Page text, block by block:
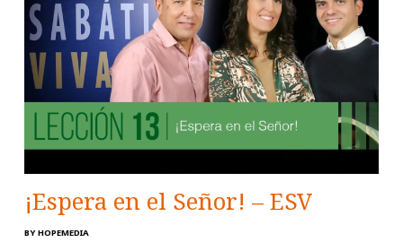
¡Espera en el Señor! – ESV
BY HOPEMEDIA